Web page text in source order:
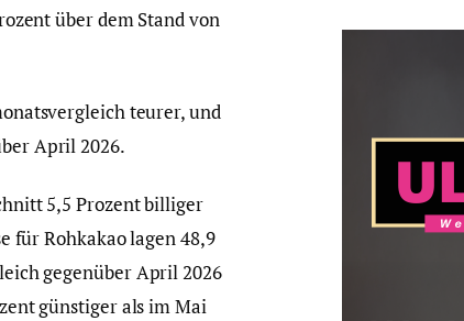
über dem Stand von
teurer, und
April 2026.
5,5 Prozent billiger
für Rohkakao lagen 48,9
gegenüber April 2026
günstiger als im Mai